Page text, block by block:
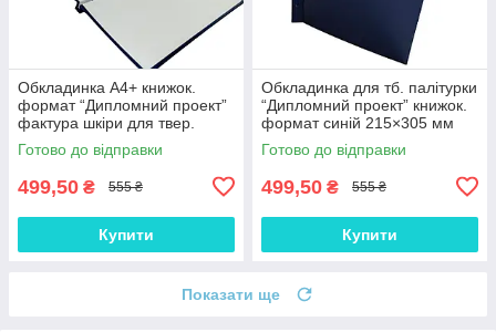
Обкладинка А4+ книжок.
формат “Дипломний проект”
фактура шкіри для твер.
палітурки 215×305 мм синя
(20мм) (уп.5шт)
Готово до відправки
499,50 ₴ 555 ₴
Купити
Обкладинка для тб. палітурки
“Дипломний проект” книжок.
формат синій 215×305 мм
(20мм) (уп.5шт)
Готово до відправки
499,50 ₴ 555 ₴
Купити
Показати ще